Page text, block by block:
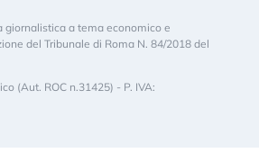
giornalistica a tema economico e
del Tribunale di Roma N. 84/2018 del
(Aut. ROC n.31425) - P. IVA: